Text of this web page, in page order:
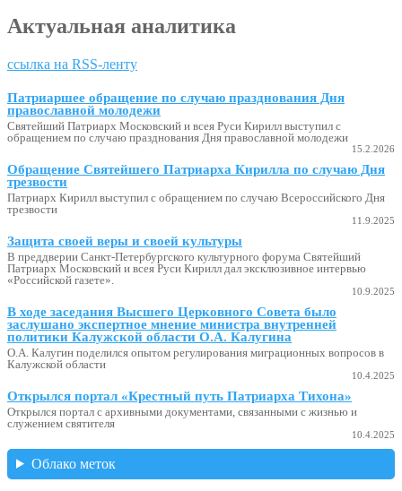
Актуальная аналитика
ссылка на RSS-ленту
Патриаршее обращение по случаю празднования Дня
православной молодежи
Святейший Патриарх Московский и всея Руси Кирилл выступил с
обращением по случаю празднования Дня православной молодежи
15.2.2026
Обращение Святейшего Патриарха Кирилла по случаю Дня
трезвости
Патриарх Кирилл выступил с обращением по случаю Всероссийского Дня
трезвости
11.9.2025
Защита своей веры и своей культуры
В преддверии Санкт-Петербургского культурного форума Святейший
Патриарх Московский и всея Руси Кирилл дал эксклюзивное интервью
«Российской газете».
10.9.2025
В ходе заседания Высшего Церковного Совета было
заслушано экспертное мнение министра внутренней
политики Калужской области О.А. Калугина
О.А. Калугин поделился опытом регулирования миграционных вопросов в
Калужской области
10.4.2025
Открылся портал «Крестный путь Патриарха Тихона»
Открылся портал с архивными документами, связанными с жизнью и
служением святителя
10.4.2025
Облако меток